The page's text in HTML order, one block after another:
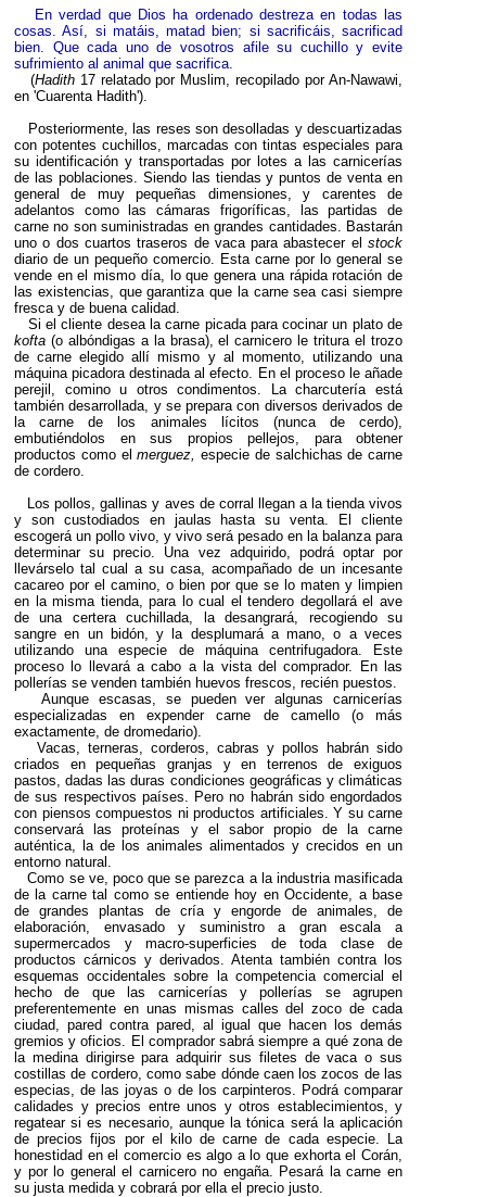
En verdad que Dios ha ordenado destreza en todas las
cosas. Así, si matáis, matad bien; si sacrificáis, sacrificad
bien. Que cada uno de vosotros afile su cuchillo y evite
sufrimiento al animal que sacrifica.
(Hadith17 relatado por Muslim, recopilado por An-Nawawi,
en 'Cuarenta Hadith').
Posteriormente, las reses son desolladas y descuartizadas
con potentes cuchillos, marcadas con tintas especiales para
su identificación y transportadas por lotes a las carnicerías
de las poblaciones. Siendo las tiendas y puntos de venta en
general de muy pequeñas dimensiones, y carentes de
adelantos como las cámaras frigoríficas, las partidas de
carne no son suministradas en grandes cantidades. Bastarán
uno o dos cuartos traseros de vaca para abastecer el stock
diario de un pequeño comercio. Esta carne por lo general se
vende en el mismo día, lo que genera una rápida rotación de
las existencias, que garantiza que la carne sea casi siempre
fresca y de buena calidad.
Si el cliente desea la carne picada para cocinar un plato de
kofta (o albóndigas a la brasa), el carnicero le tritura el trozo
de carne elegido allí mismo y al momento, utilizando una
máquina picadora destinada al efecto. En el proceso le añade
perejil, comino u otros condimentos. La charcutería está
también desarrollada, y se prepara con diversos derivados de
la carne de los animales lícitos (nunca de cerdo),
embutiéndolos en sus propios pellejos, para obtener
productos como elmerguez, especie de salchichas de carne
de cordero.
Los pollos, gallinas y aves de corral llegan a la tienda vivos
y son custodiados en jaulas hasta su venta. El cliente
escogerá un pollo vivo, y vivo será pesado en la balanza para
determinar su precio. Una vez adquirido, podrá optar por
llevárselo tal cual a su casa, acompañado de un incesante
cacareo por el camino, o bien por que se lo maten y limpien
en la misma tienda, para lo cual el tendero degollará el ave
de una certera cuchillada, la desangrará, recogiendo su
sangre en un bidón, y la desplumará a mano, o a veces
utilizando una especie de máquina centrifugadora. Este
proceso lo llevará a cabo a la vista del comprador. En las
pollerías se venden también huevos frescos, recién puestos.
Aunque escasas, se pueden ver algunas carnicerías
especializadas en expender carne de camello (o más
exactamente, de dromedario).
Vacas, terneras, corderos, cabras y pollos habrán sido
criados en pequeñas granjas y en terrenos de exiguos
pastos, dadas las duras condiciones geográficas y climáticas
de sus respectivos países. Pero no habrán sido engordados
con piensos compuestos ni productos artificiales. Y su carne
conservará las proteínas y el sabor propio de la carne
auténtica, la de los animales alimentados y crecidos en un
entorno natural.
Como se ve, poco que se parezca a la industria masificada
de la carne tal como se entiende hoy en Occidente, a base
de grandes plantas de cría y engorde de animales, de
elaboración, envasado y suministro a gran escala a
supermercados y macro-superficies de toda clase de
productos cárnicos y derivados. Atenta también contra los
esquemas occidentales sobre la competencia comercial el
hecho de que las carnicerías y pollerías se agrupen
preferentemente en unas mismas calles del zoco de cada
ciudad, pared contra pared, al igual que hacen los demás
gremios y oficios. El comprador sabrá siempre a qué zona de
la medina dirigirse para adquirir sus filetes de vaca o sus
costillas de cordero, como sabe dónde caen los zocos de las
especias, de las joyas o de los carpinteros. Podrá comparar
calidades y precios entre unos y otros establecimientos, y
regatear si es necesario, aunque la tónica será la aplicación
de precios fijos por el kilo de carne de cada especie. La
honestidad en el comercio es algo a lo que exhorta el Corán,
y por lo general el carnicero no engaña. Pesará la carne en
su justa medida y cobrará por ella el precio justo.